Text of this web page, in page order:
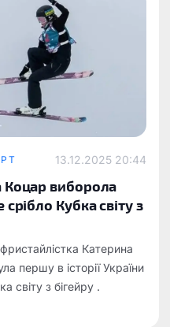
13.12.2025 20:44
Коцар виборола
срібло Кубка світу з
Катерина
першу в історії України
світу з бігейру .